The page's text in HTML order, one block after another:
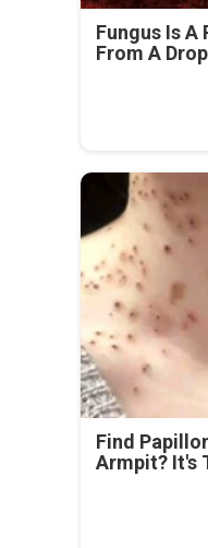
Fungus Is A
From A
Find
Armpit? It's